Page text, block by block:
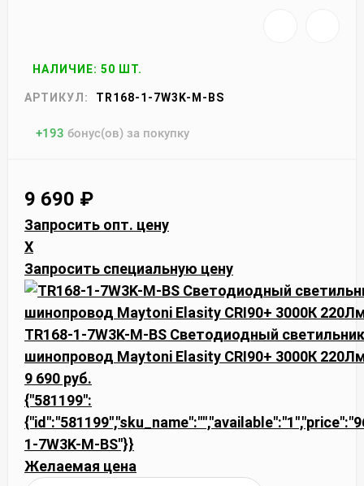
НАЛИЧИЕ: 50 ШТ.
АРТИКУЛ: TR168-1-7W3K-M-BS
+193 бонус(ов) за покупку
9 690 ₽
Запросить опт. цену
X
Запросить специальную цену
TR168-1-7W3K-M-BS Светодиодный
шинопровод Maytoni Elasity CRI90+ 3000К
9 690 руб.
{"581199":
1-7W3K-M-BS"}}
Желаемая цена